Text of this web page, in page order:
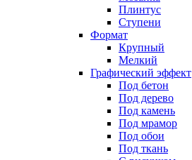
Плинтус
Ступени
Формат
Крупный
Мелкий
Графический эффект
Под бетон
Под дерево
Под камень
Под мрамор
Под обои
Под ткань